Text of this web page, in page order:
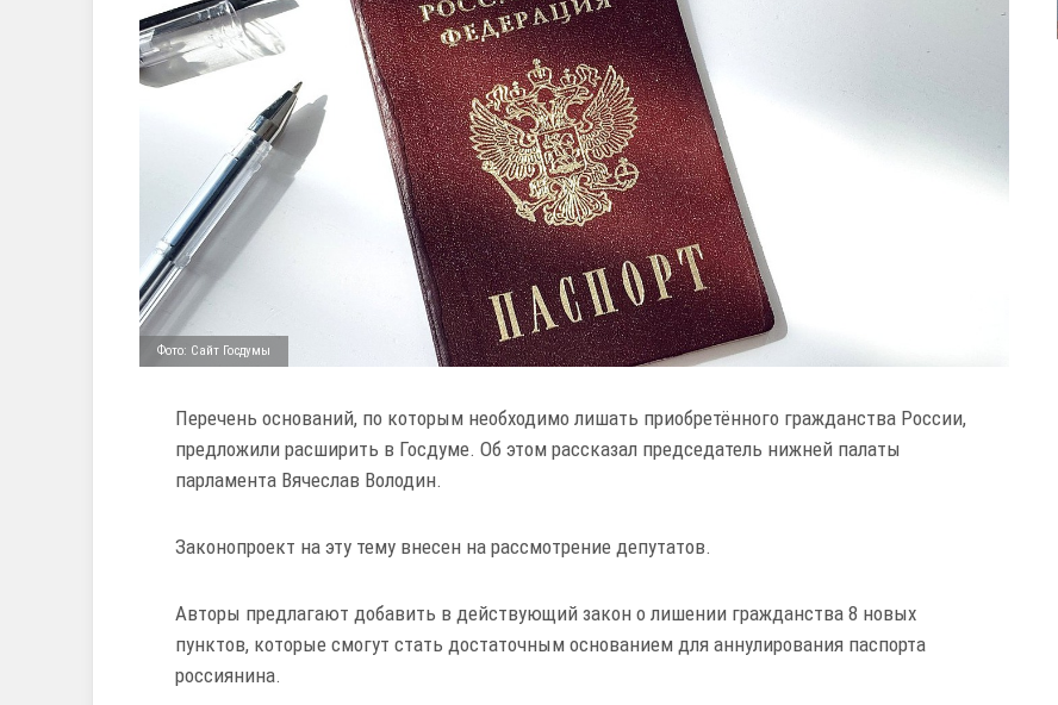
Фото: Сайт Госдумы
Перечень оснований, по которым необходимо лишать приобретённого гражданства России,
предложили расширить в Госдуме. Об этом рассказал председатель нижней палаты
парламента Вячеслав Володин.
Законопроект на эту тему внесен на рассмотрение депутатов.
Авторы предлагают добавить в действующий закон о лишении гражданства 8 новых
пунктов, которые смогут стать достаточным основанием для аннулирования паспорта
россиянина.